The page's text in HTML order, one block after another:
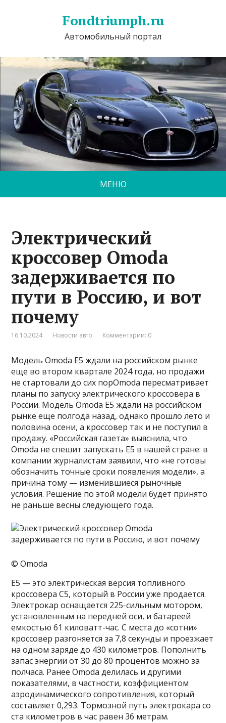
Fondtriumph.ru
Автомобильный портал
МЕНЮ
Электрический
кроссовер Omoda
задерживается по
пути в Россию, и вот
почему
16.10.2024 Новости авто Комментарии: 0
Модель Omoda E5 ждали на российском рынке
еще во втором квартале 2024 года, но продажи
не стартовали до сих порOmoda пересматривает
планы по запуску электрического кроссовера в
России. Модель Omoda E5 ждали на российском
рынке еще полгода назад, однако прошло лето и
половина осени, а кроссовер так и не поступил в
продажу. «Российская газета» выяснила, что
Omoda не спешит запускать E5 в нашей стране: в
компании журналистам заявили, что «не готовы
обозначить точные сроки появления модели», а
причина тому — изменившиеся рыночные
условия. Решение по этой модели будет принято
не раньше весны следующего года.
© Omoda
E5 — это электрическая версия топливного
кроссовера C5, который в России уже продается.
Электрокар оснащается 225-сильным мотором,
установленным на передней оси, и батареей
емкостью 61 киловатт-час. С места до «сотни»
кроссовер разгоняется за 7,8 секунды и проезжает
на одном заряде до 430 километров. Пополнить
запас энергии от 30 до 80 процентов можно за
полчаса. Ранее Omoda делилась и другими
показателями, в частности, коэффициентом
аэродинамического сопротивления, который
составляет 0,293. Тормозной путь электрокара со
ста километров в час равен 36 метрам.